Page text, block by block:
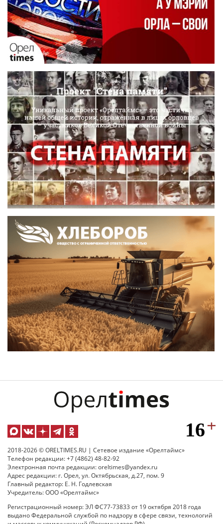
2018-2026 © ORELTIMES.RU | Сетевое издание «Орелтаймс»
Телефон редакции: +7 (4862) 48-82-92
Электронная почта редакции: oreltimes@yandex.ru
Адрес редакции: г. Орел, ул. Октябрьская, д.27, пом. 9
Главный редактор: Е. Н. Годлевская
Учредитель: ООО «Орелтаймс»
Регистрационный номер: ЭЛ ФС77-73833 от 19 октября 2018 года
выдано Федеральной службой по надзору в сфере связи, технологий